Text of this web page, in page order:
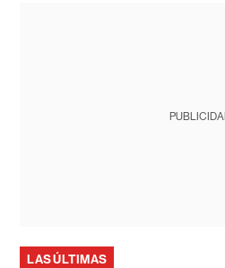
LAS ÚLTIMAS